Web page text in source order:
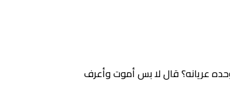
عريانه؟ قال لا بس أموت وأعرف